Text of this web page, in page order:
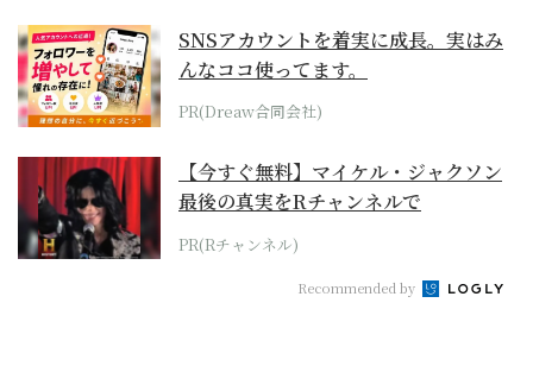
SNSアカウントを着実に成長。実はみ
んなココ使ってます。
PR(Dreaw合同会社)
【今すぐ無料】マイケル・ジャクソン
最後の真実をRチャンネルで
PR(Rチャンネル)
Recommended by